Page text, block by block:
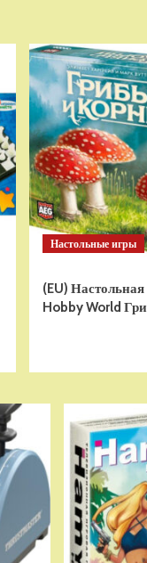
Настольные игры
(EU) Настольная
Hobby World